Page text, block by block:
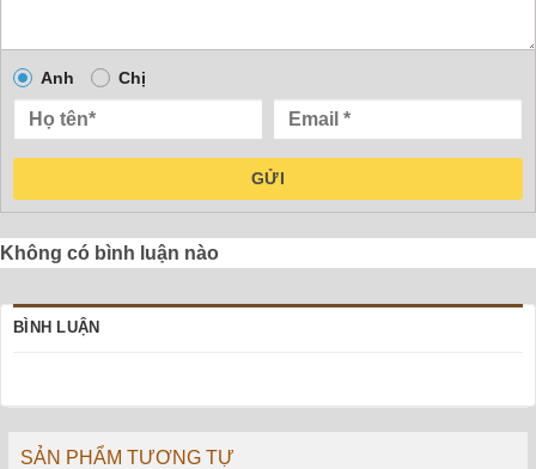
Anh Chị
GỬI
Không có bình luận nào
BÌNH LUẬN
SẢN PHẨM TƯƠNG TỰ